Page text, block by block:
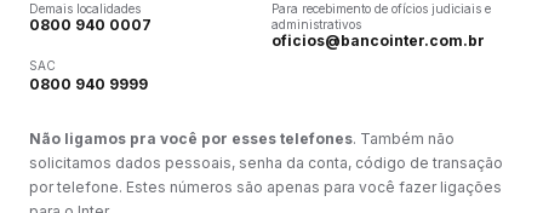
Demais localidades
0800 940 0007
SAC
0800 940 9999
Para recebimento de ofícios judiciais e
administrativos
oficios@bancointer.com.br
Não ligamos pra você por esses telefones. Também não
solicitamos dados pessoais, senha da conta, código de transação
por telefone. Estes números são apenas para você fazer ligações